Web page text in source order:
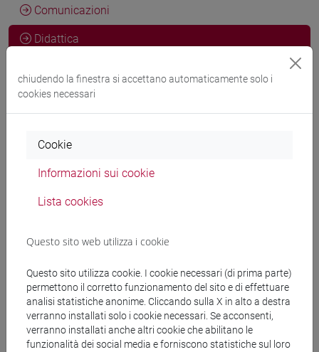
Comunicazioni
Didattica
CV
Didattica anno corrente
Didattica anni precedenti
Didattica a.a. 2025/2026
chiudendo la finestra si accettano automaticamente solo i
cookies necessari
Cookie
Informazioni sui cookie
Lista cookies
Questo sito web utilizza i cookie
Questo sito utilizza cookie. I cookie necessari (di prima parte)
permettono il corretto funzionamento del sito e di effettuare
analisi statistiche anonime. Cliccando sulla X in alto a destra
verranno installati solo i cookie necessari. Se acconsenti,
verranno installati anche altri cookie che abilitano le
funzionalità dei social media e forniscono statistiche sul loro